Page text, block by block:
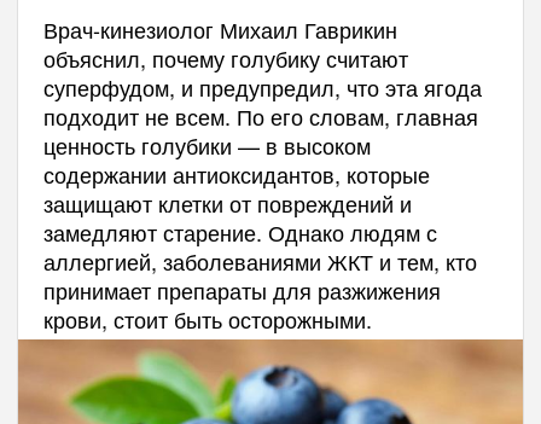
Врач-кинезиолог Михаил Гаврикин
объяснил, почему голубику считают
суперфудом, и предупредил, что эта ягода
подходит не всем. По его словам, главная
ценность голубики — в высоком
содержании антиоксидантов, которые
защищают клетки от повреждений и
замедляют старение. Однако людям с
аллергией, заболеваниями ЖКТ и тем, кто
принимает препараты для разжижения
крови, стоит быть осторожными.